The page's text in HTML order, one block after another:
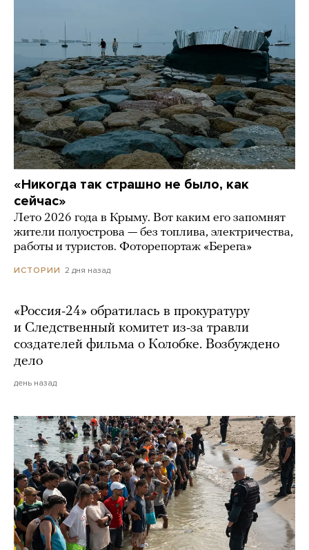
«Никогда так страшно не было, как
сейчас»
Лето 2026 года в Крыму. Вот каким его запомнят
жители полуострова — без топлива, электричества,
работы и туристов. Фоторепортаж «Берега»
ИСТОРИИ 2 дня назад
«Россия-24» обратилась в прокуратуру
и Следственный комитет из-за травли
создателей фильма о Колобке. Возбуждено
дело
день назад